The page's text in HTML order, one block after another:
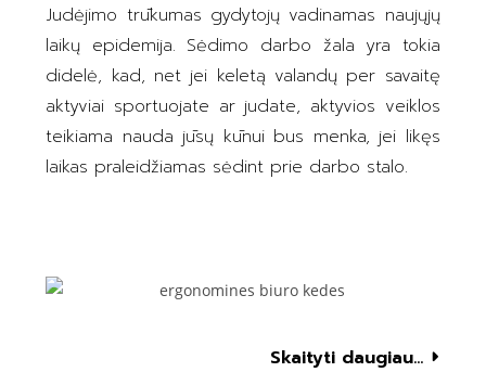
Judėjimo trūkumas gydytojų vadinamas naujųjų
laikų epidemija. Sėdimo darbo žala yra tokia
didelė, kad, net jei keletą valandų per savaitę
aktyviai sportuojate ar judate, aktyvios veiklos
teikiama nauda jūsų kūnui bus menka, jei likęs
laikas praleidžiamas sėdint prie darbo stalo.
Skaityti daugiau...